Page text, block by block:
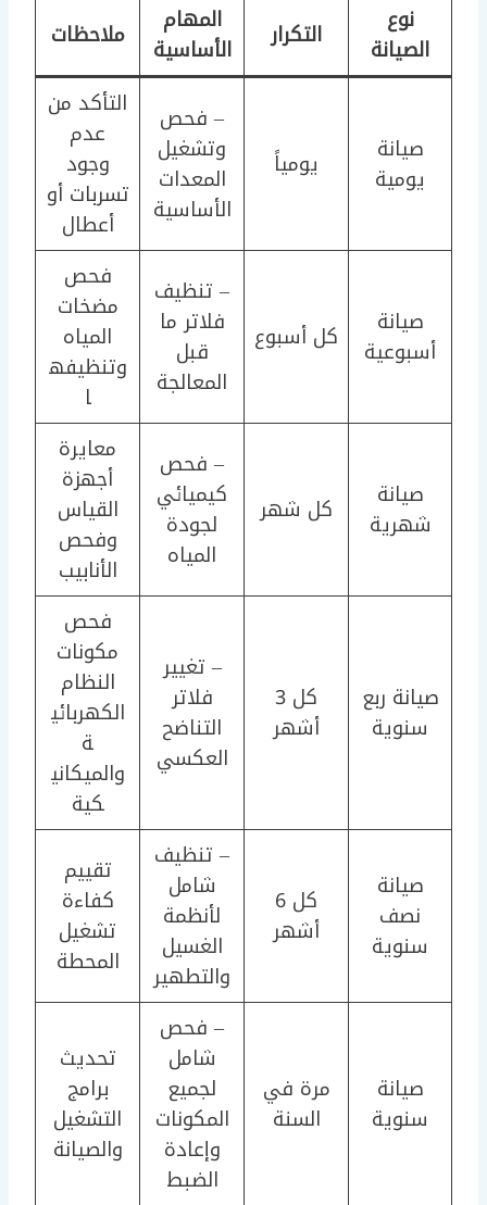
نوع
الصيانة
التكرار
المهام
الأساسية
ملاحظات
صيانة
يومية
يومياً
– فحص
وتشغيل
المعدات
الأساسية
التأكد من
عدم
وجود
تسربات أو
أعطال
صيانة
أسبوعية
كل أسبوع
– تنظيف
فلاتر ما
قبل
المعالجة
فحص
مضخات
المياه
وتنظيفه
ا
صيانة
شهرية
كل شهر
– فحص
كيميائي
لجودة
المياه
معايرة
أجهزة
القياس
وفحص
الأنابيب
صيانة ربع
سنوية
كل 3
أشهر
– تغيير
فلاتر
التناضح
العكسي
فحص
مكونات
النظام
الكهربائي
ة
والميكاني
كية
صيانة
نصف
سنوية
كل 6
أشهر
– تنظيف
شامل
لأنظمة
الغسيل
والتطهير
تقييم
كفاءة
تشغيل
المحطة
صيانة
سنوية
مرة في
السنة
– فحص
شامل
لجميع
المكونات
وإعادة
الضبط
تحديث
برامج
التشغيل
والصيانة